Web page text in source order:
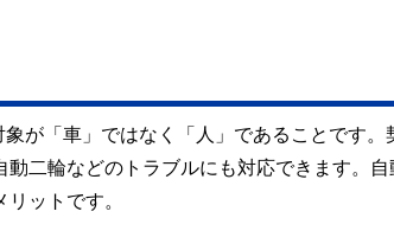
が「車」ではなく「人」であることです
動二輪などのトラブルにも対応できます。
ットです。